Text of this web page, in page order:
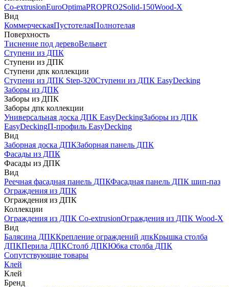
Co-extrusionEuroOptimaPROPRO2Solid-150Wood-X
Вид
КоммерческаяПустотелаяПолнотелая
Поверхность
Тиснение под деревоВельвет
Ступени из ДПК
Ступени из ДПК
Ступени дпк коллекции
Ступени из ДПК Step-320Ступени из ДПК EasyDecking
Заборы из ДПК
Заборы из ДПК
Заборы дпк коллекции
Универсальная доска ДПК EasyDeckingЗаборы из ДПК
EasyDeckingП-профиль EasyDecking
Вид
Заборная доска ДПКЗаборная панель ДПК
Фасады из ДПК
Фасады из ДПК
Вид
Реечная фасадная панель ДПКФасадная панель ДПК шип-паз
Ограждения из ДПК
Ограждения из ДПК
Коллекции
Ограждения из ДПК Co-extrusionОграждения из ДПК Wood-X
Вид
Балясина ДПККрепление ограждений дпкКрышка столба
ДПКПерила ДПКСтолб ДПКЮбка столба ДПК
Сопутствующие товары
Клей
Клей
Бренд